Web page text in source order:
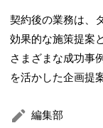
契約後の業務は、
効果的な施策提案
さまざまな成功事
を活かした企画提
編集部